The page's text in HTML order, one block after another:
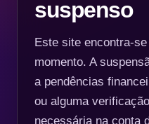
suspenso
Este site encontra-
momento. A
a pendências
ou alguma
necessária na conta